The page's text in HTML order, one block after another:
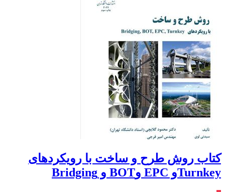
کتاب روش طرح و ساخت با رویکردهای
Turnkeyو EPC وBOT و Bridging